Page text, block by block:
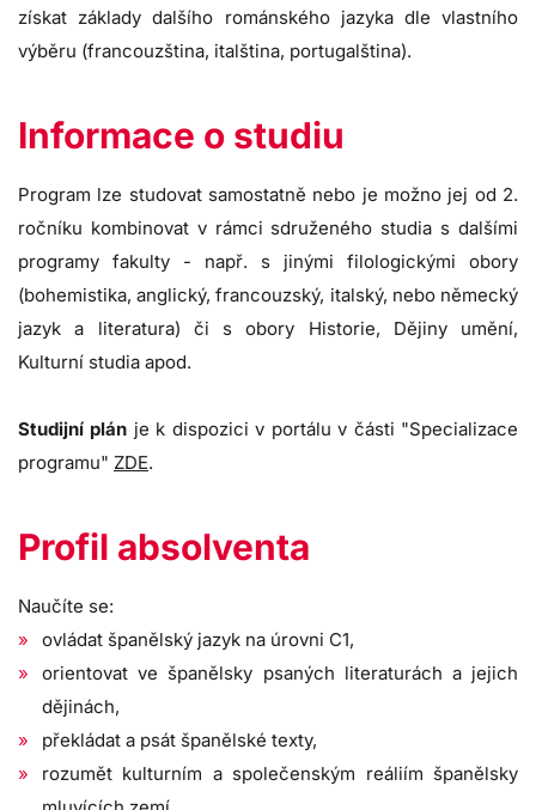
získat základy dalšího románského jazyka dle vlastního
výběru (francouzština, italština, portugalština).
Informace o studiu
Program lze studovat samostatně nebo je možno jej od 2.
ročníku kombinovat v rámci sdruženého studia s dalšími
programy fakulty - např. s jinými filologickými obory
(bohemistika, anglický, francouzský, italský, nebo německý
jazyk a literatura) či s obory Historie, Dějiny umění,
Kulturní studia apod.
Studijní plán je k dispozici v portálu v části "Specializace
programu" ZDE.
Profil absolventa
Naučíte se:
ovládat španělský jazyk na úrovni C1,
orientovat ve španělsky psaných literaturách a jejich
dějinách,
překládat a psát španělské texty,
rozumět kulturním a společenským reáliím španělsky